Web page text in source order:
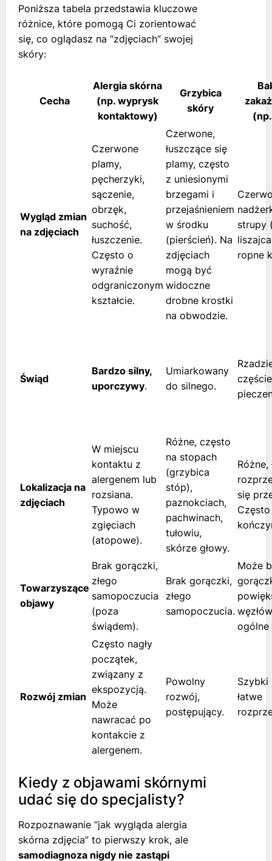
Poniższa tabela przedstawia kluczowe
różnice, które pomogą Ci zorientować
się, co oglądasz na “zdjęciach” swojej
skóry:
Cecha
Alergia skórna
(np. wyprysk
kontaktowy)
Grzybica
skóry
Wygląd zmian
na zdjęciach
Czerwone
plamy,
pęcherzyki,
sączenie,
obrzęk,
suchość,
łuszczenie.
Często o
wyraźnie
odgraniczonym
kształcie.
Czerwone,
łuszczące się
plamy, często
z uniesionymi
brzegami i
przejaśnieniem
w środku
(pierścień). Na
zdjęciach
mogą być
widoczne
drobne krostki
na obwodzie.
strupy
ropne
Świąd
Bardzo silny,
uporczywy.
Umiarkowany
do silnego.
Lokalizacja na
zdjęciach
W miejscu
kontaktu z
alergenem lub
rozsiana.
Typowo w
zgięciach
(atopowe).
Różne, często
na stopach
(grzybica
stóp),
paznokciach,
pachwinach,
tułowiu,
skórze głowy.
Różne,
się
Towarzyszące
objawy
Brak gorączki,
złego
samopoczucia
(poza
świądem).
Brak gorączki,
złego
samopoczucia.
Może
ogólne
Rozwój zmian
Często nagły
początek,
związany z
ekspozycją.
Może
nawracać po
kontakcie z
alergenem.
Powolny
rozwój,
postępujący.
Szybki
łatwe
Kiedy z objawami skórnymi
udać się do specjalisty?
Rozpoznawanie “jak wygląda alergia
skórna zdjęcia” to pierwszy krok, ale
samodiagnoza nigdy nie zastąpi